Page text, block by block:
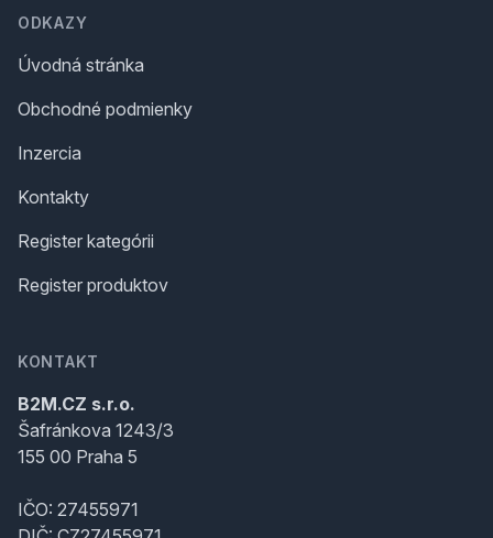
ODKAZY
Úvodná stránka
Obchodné podmienky
Inzercia
Kontakty
Register kategórii
Register produktov
KONTAKT
B2M.CZ s.r.o.
Šafránkova 1243/3
155 00 Praha 5
IČO: 27455971